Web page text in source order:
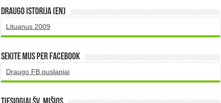
DRAUGO istorija (EN)
Lituanus 2009
Sekite mus per Facebook
Draugo FB puslapiai